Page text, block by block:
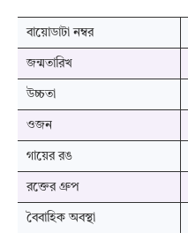
বায়োডাটা নম্বর
জন্মতারিখ
উচ্চতা
ওজন
গায়ের রঙ
রক্তের গ্রুপ
বৈবাহিক অবস্থা